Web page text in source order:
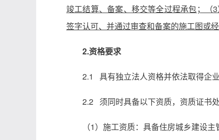
竣工结算、备案、移交等全过程承包；（
签字认可、并通过审查和备案的施工图或
2.资格要求
2.1 具有独立法人资格并依法取得企
2.2 须同时具备以下资质，资质证书处
（1）施工资质：具备住房城乡建设